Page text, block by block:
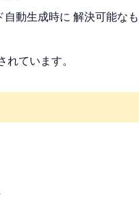
動生成時に 解決可能な
ています。